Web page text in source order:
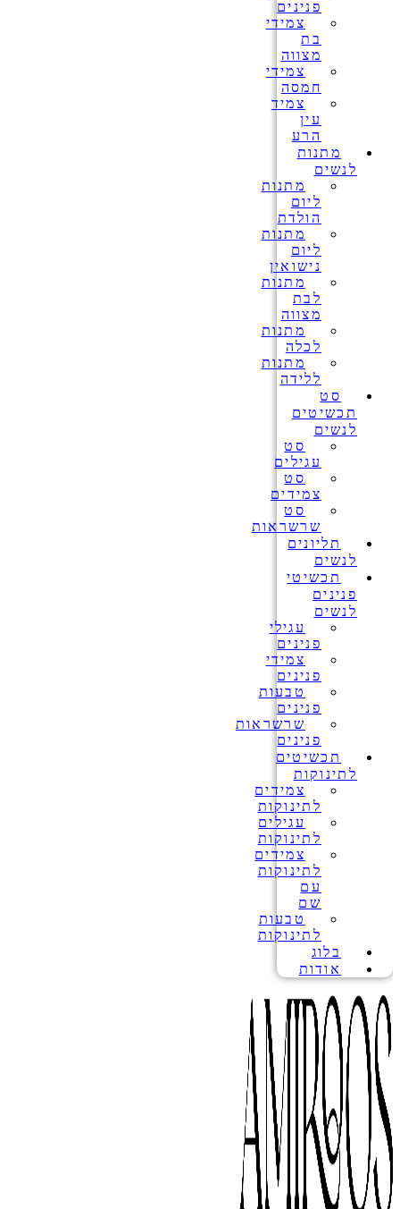
פנינים
צמידי
בת
מצווה
צמידי
חמסה
צמיד
עין
הרע
מתנות
לנשים
מתנות
ליום
הולדת
מתנות
ליום
נישואין
מתנות
לבת
מצווה
מתנות
לכלה
מתנות
ללידה
סט
תכשיטים
לנשים
סט
עגילים
סט
צמידים
סט
שרשראות
תליונים
לנשים
תכשיטי
פנינים
לנשים
עגילי
פנינים
צמידי
פנינים
טבעות
פנינים
שרשראות
פנינים
תכשיטים
לתינוקות
צמידים
לתינוקות
עגילים
לתינוקות
צמידים
לתינוקות
עם
שם
טבעות
לתינוקות
בלוג
אודות